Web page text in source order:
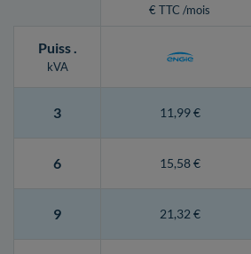
€ TTC /mois
Puiss.
kVA
3 11,99 €
6 15,58 €
9 21,32 €